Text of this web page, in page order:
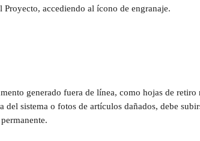
accediendo al ícono de engranaje.
generado fuera de línea, como hojas de
del sistema o fotos de artículos dañados, debe